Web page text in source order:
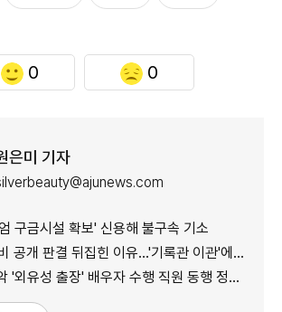
0 0
은미 기자
구금시설 확보' 신용해 불구속 기소
개 판결 뒤집힌 이유…'기록관 이관'에 소송 실익 쟁점
유성 출장' 배우자 수행 직원 동행 정황 포착